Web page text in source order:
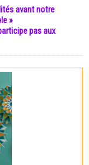
avant notre
»
pas aux